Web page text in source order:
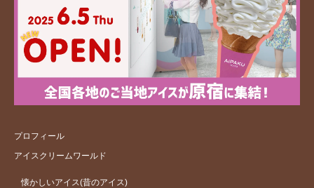
プロフィール
アイスクリームワールド
懐かしいアイス(昔のアイス)